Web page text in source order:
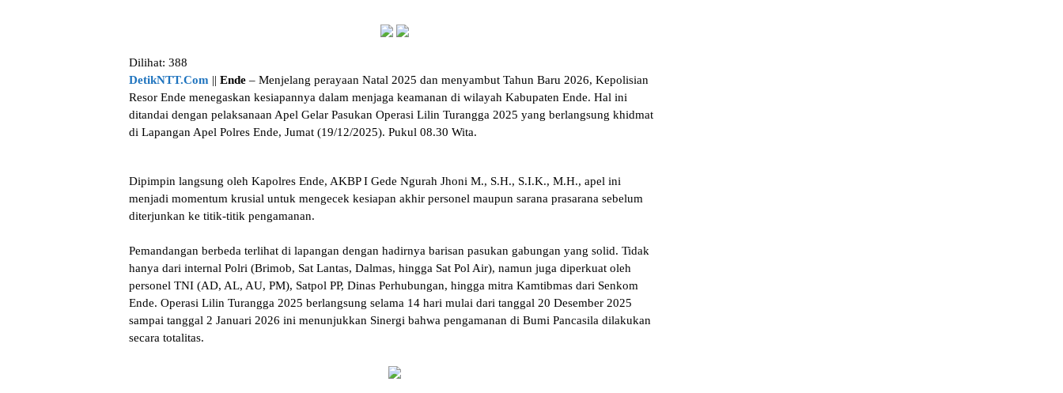
Dilihat: 388
DetikNTT.Com || Ende – Menjelang perayaan Natal 2025 dan menyambut Tahun Baru 2026, Kepolisian
Resor Ende menegaskan kesiapannya dalam menjaga keamanan di wilayah Kabupaten Ende. Hal ini
ditandai dengan pelaksanaan Apel Gelar Pasukan Operasi Lilin Turangga 2025 yang berlangsung khidmat
di Lapangan Apel Polres Ende, Jumat (19/12/2025). Pukul 08.30 Wita.
​Dipimpin langsung oleh Kapolres Ende, AKBP I Gede Ngurah Jhoni M., S.H., S.I.K., M.H., apel ini
menjadi momentum krusial untuk mengecek kesiapan akhir personel maupun sarana prasarana sebelum
diterjunkan ke titik-titik pengamanan.
​Pemandangan berbeda terlihat di lapangan dengan hadirnya barisan pasukan gabungan yang solid. Tidak
hanya dari internal Polri (Brimob, Sat Lantas, Dalmas, hingga Sat Pol Air), namun juga diperkuat oleh
personel TNI (AD, AL, AU, PM), Satpol PP, Dinas Perhubungan, hingga mitra Kamtibmas dari Senkom
Ende. Operasi Lilin Turangga 2025 berlangsung selama 14 hari mulai dari tanggal 20 Desember 2025
sampai tanggal 2 Januari 2026 ini menunjukkan Sinergi bahwa pengamanan di Bumi Pancasila dilakukan
secara totalitas.